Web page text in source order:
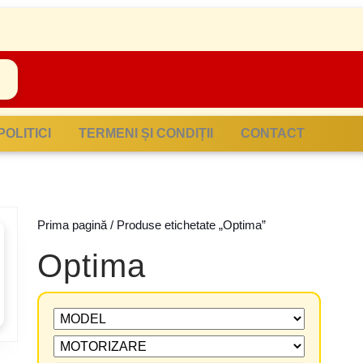
POLITICI TERMENI ȘI CONDIȚII CONTACT
Prima pagină / Produse etichetate „Optima”
Optima